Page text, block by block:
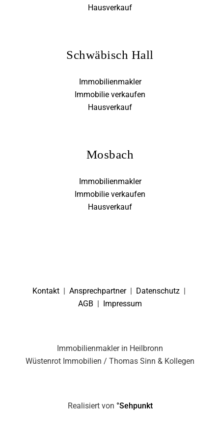
Hausverkauf
Schwäbisch Hall
Immobilienmakler
Immobilie verkaufen
Hausverkauf
Mosbach
Immobilienmakler
Immobilie verkaufen
Hausverkauf
Kontakt | Ansprechpartner| Datenschutz |
AGB | Impressum
Immobilienmakler in Heilbronn
Wüstenrot Immobilien / Thomas Sinn & Kollegen
Realisiert von °Sehpunkt